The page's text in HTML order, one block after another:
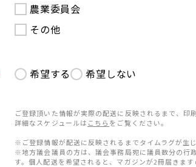
農業委員会
その他
希望する 希望しない
ご登録頂いた情報が実際の配送に反映されるまで、印
詳細なスケジュールは こちら をご覧ください。
※ご登録情報が配送に反映されるまでタイムラグが生
※地方議会議員の方は、議会事務局宛に議員数分の行
す。個人配送を希望されると、マガジンが2冊届きます